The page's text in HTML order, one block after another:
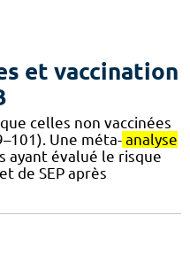
et vaccination
celles non vaccinées
Une méta- analyse
ayant évalué le risque
de SEP après